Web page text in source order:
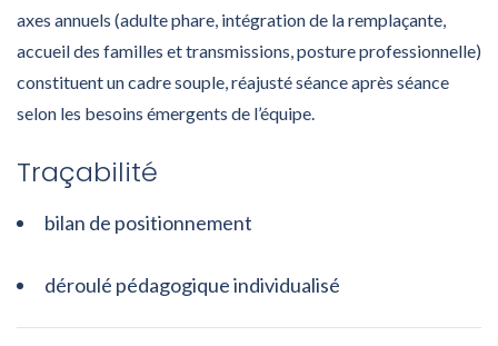
axes annuels (adulte phare, intégration de la remplaçante,
accueil des familles et transmissions, posture professionnelle)
constituent un cadre souple, réajusté séance après séance
selon les besoins émergents de l’équipe.
Traçabilité
bilan de positionnement
déroulé pédagogique individualisé